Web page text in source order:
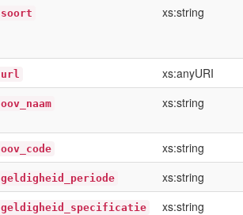
soort xs:string
url xs:anyURI
oov_naam xs:string
oov_code xs:string
geldigheid_periode xs:string
geldigheid_specificatie xs:string